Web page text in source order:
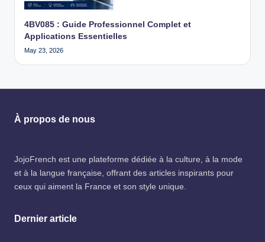
4BV085 : Guide Professionnel Complet et
Applications Essentielles
May 23, 2026
À propos de nous
JojoFrench est une plateforme dédiée à la culture, à la mode
et à la langue française, offrant des articles inspirants pour
ceux qui aiment la France et son style unique.
Dernier article